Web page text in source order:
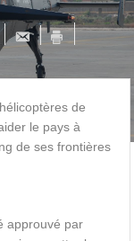
de
le pays à
de ses frontières
approuvé par